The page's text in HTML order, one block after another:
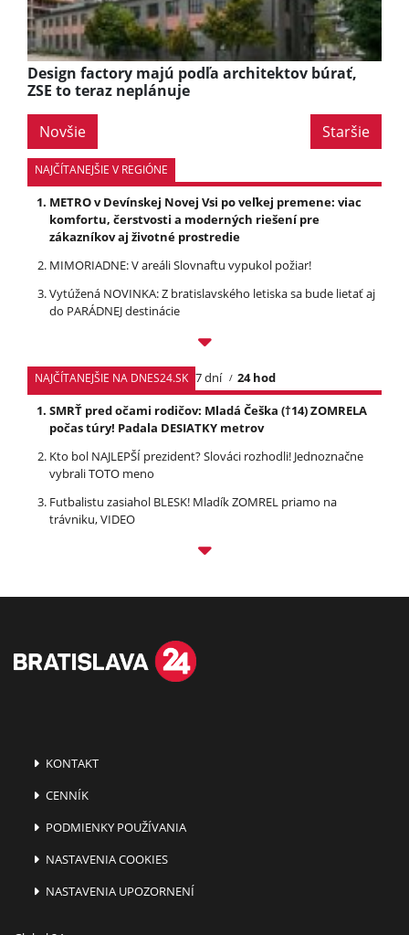
Design factory majú podľa architektov búrať,
ZSE to teraz neplánuje
Novšie Staršie
NAJČÍTANEJŠIE V REGIÓNE
METRO v Devínskej Novej Vsi po veľkej premene: viac
komfortu, čerstvosti a moderných riešení pre
zákazníkov aj životné prostredie
MIMORIADNE: V areáli Slovnaftu vypukol požiar!
Vytúžená NOVINKA: Z bratislavského letiska sa bude lietať aj
do PARÁDNEJ destinácie
NAJČÍTANEJŠIE NA DNES24.SK 7 dní
24 hod
SMRŤ pred očami rodičov: Mladá Češka (†14) ZOMRELA
počas túry! Padala DESIATKY metrov
Kto bol NAJLEPŠÍ prezident? Slováci rozhodli! Jednoznačne
vybrali TOTO meno
Futbalistu zasiahol BLESK! Mladík ZOMREL priamo na
trávniku, VIDEO
KONTAKT
CENNÍK
PODMIENKY POUŽÍVANIA
NASTAVENIA COOKIES
NASTAVENIA UPOZORNENÍ